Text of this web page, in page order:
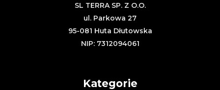
SL TERRA SP. Z O.O.
ul. Parkowa 27
95-081 Huta Dłutowska
NIP: 7312094061
Kategorie